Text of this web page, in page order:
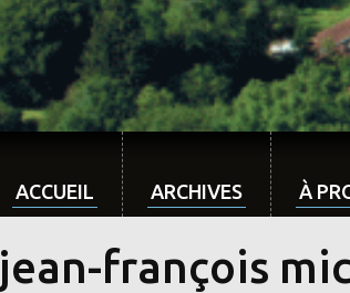
ACCUEIL ARCHIVES À
jean-françois